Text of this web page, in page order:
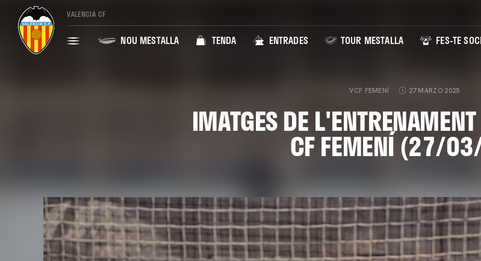
VALENCIA CF
NOU MESTALLA TENDA ENTRADES TOUR MESTALLA FES-TE
VCF FEMENÍ 27 MARZO 2025
IMATGES DE
CF FEMENÍ (27/